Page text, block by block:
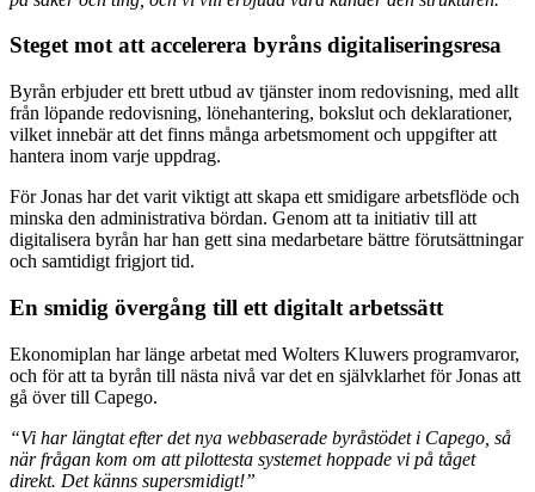
Steget mot att accelerera byråns digitaliseringsresa
Byrån erbjuder ett brett utbud av tjänster inom redovisning, med allt
från löpande redovisning, lönehantering, bokslut och deklarationer,
vilket innebär att det finns många arbetsmoment och uppgifter att
hantera inom varje uppdrag.
För Jonas har det varit viktigt att skapa ett smidigare arbetsflöde och
minska den administrativa bördan. Genom att ta initiativ till att
digitalisera byrån har han gett sina medarbetare bättre förutsättningar
och samtidigt frigjort tid.
En smidig övergång till ett digitalt arbetssätt
Ekonomiplan har länge arbetat med Wolters Kluwers programvaror,
och för att ta byrån till nästa nivå var det en självklarhet för Jonas att
gå över till Capego.
“Vi har längtat efter det nya webbaserade byråstödet i Capego, så
när frågan kom om att pilottesta systemet hoppade vi på tåget
direkt. Det känns supersmidigt!”